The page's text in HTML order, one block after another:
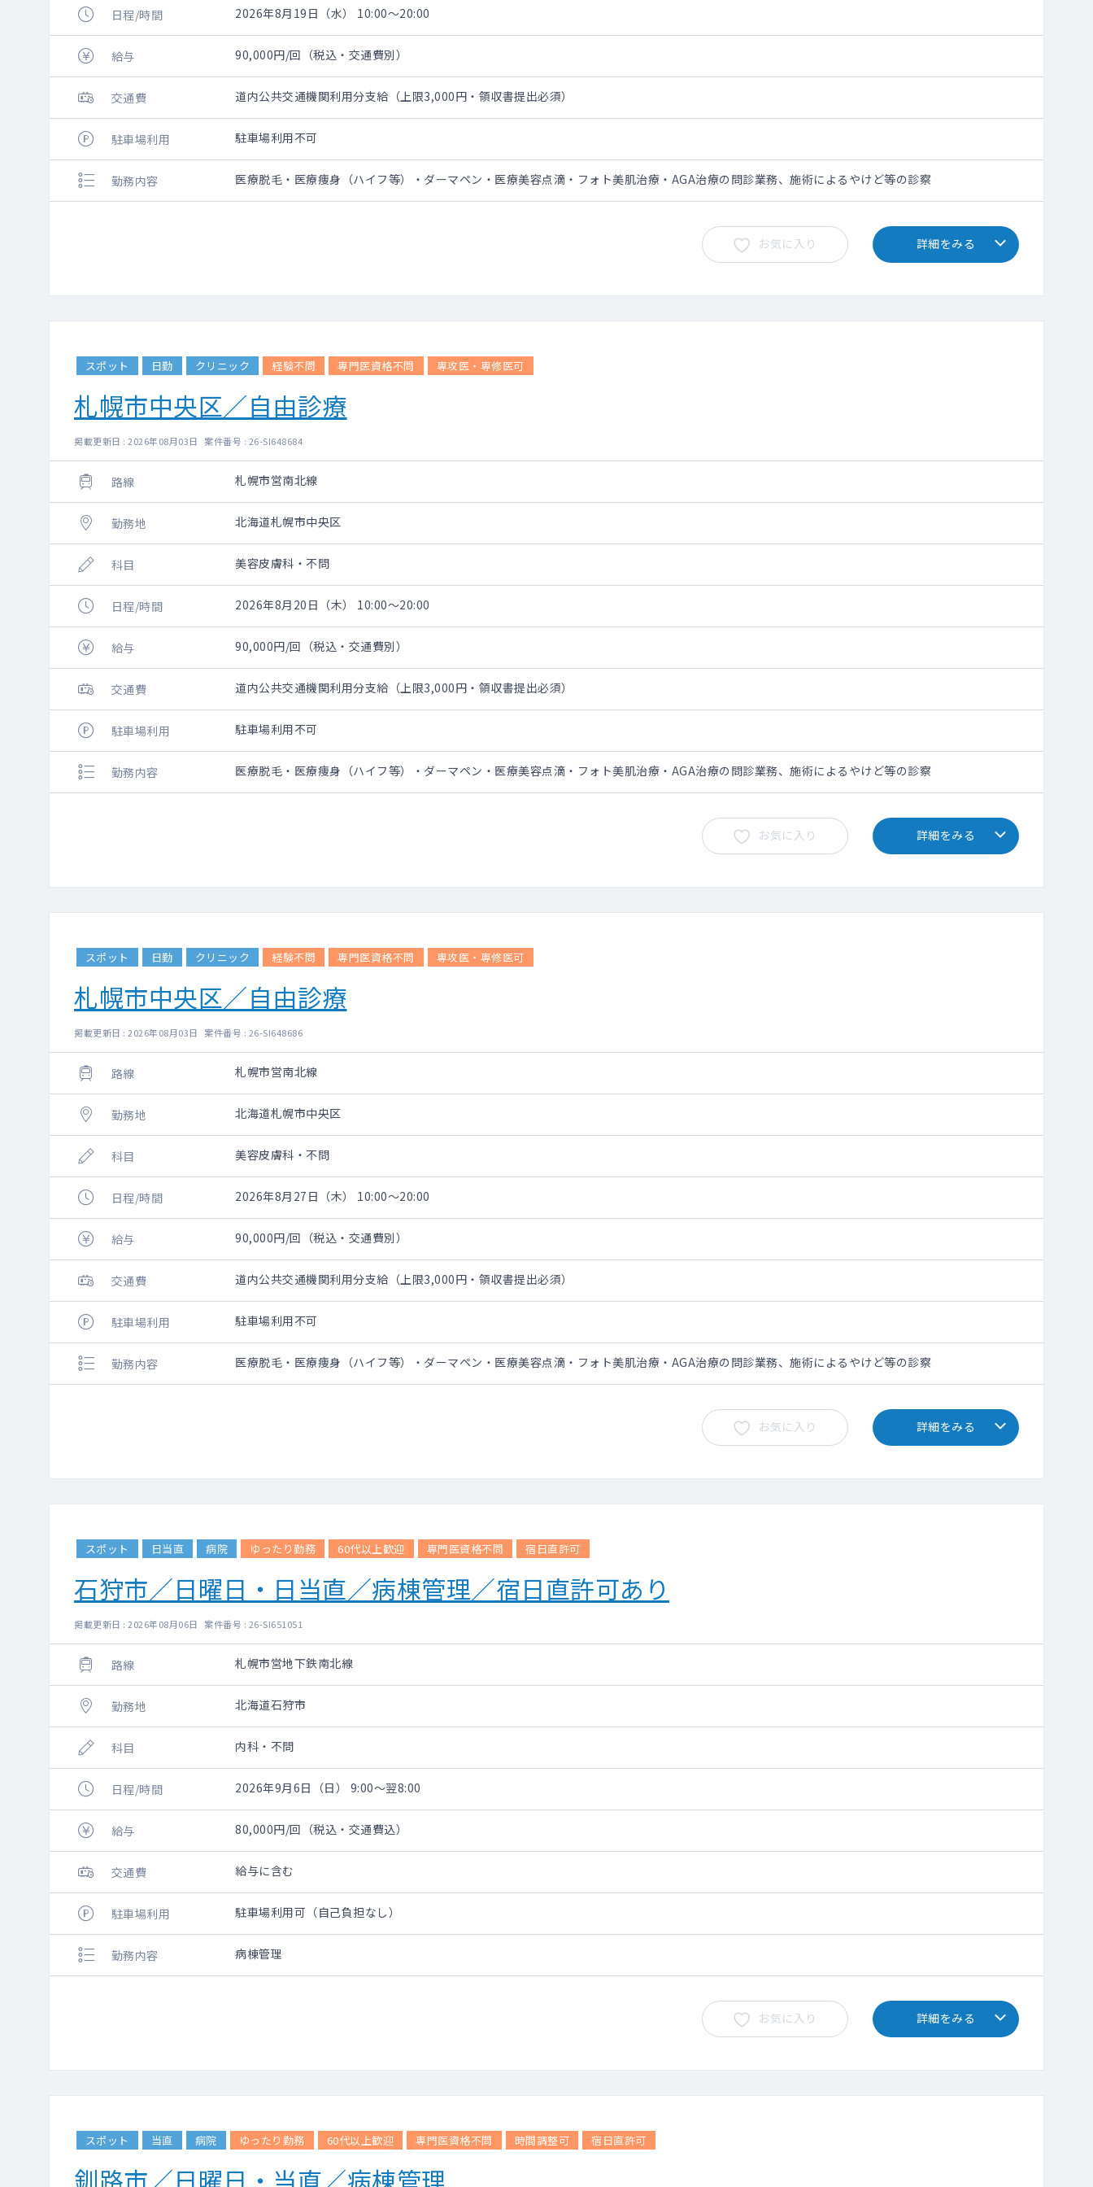
日程/時間 2026年8月19日（水） 10:00～20:00
給与 90,000円/回（税込・交通費別）
交通費 道内公共交通機関利用分支給（上限3,000円・領収書提出必須）
駐車場利用 駐車場利用不可
勤務内容 医療脱毛・医療痩身（ハイフ等）・ダーマペン・医療美容点滴・フォト美肌治療・AGA治療の問診業務、施術によるやけど等の診察
お気に入り 詳細をみる
スポット 日勤 クリニック 経験不問 専門医資格不問 専攻医・専修医可
札幌市中央区／自由診療
掲載更新日 : 2026年08月03日 案件番号 : 26-SI648684
路線 札幌市営南北線
勤務地 北海道札幌市中央区
科目 美容皮膚科・不問
日程/時間 2026年8月20日（木） 10:00～20:00
給与 90,000円/回（税込・交通費別）
交通費 道内公共交通機関利用分支給（上限3,000円・領収書提出必須）
駐車場利用 駐車場利用不可
勤務内容 医療脱毛・医療痩身（ハイフ等）・ダーマペン・医療美容点滴・フォト美肌治療・AGA治療の問診業務、施術によるやけど等の診察
お気に入り 詳細をみる
スポット 日勤 クリニック 経験不問 専門医資格不問 専攻医・専修医可
札幌市中央区／自由診療
掲載更新日 : 2026年08月03日 案件番号 : 26-SI648686
路線 札幌市営南北線
勤務地 北海道札幌市中央区
科目 美容皮膚科・不問
日程/時間 2026年8月27日（木） 10:00～20:00
給与 90,000円/回（税込・交通費別）
交通費 道内公共交通機関利用分支給（上限3,000円・領収書提出必須）
駐車場利用 駐車場利用不可
勤務内容 医療脱毛・医療痩身（ハイフ等）・ダーマペン・医療美容点滴・フォト美肌治療・AGA治療の問診業務、施術によるやけど等の診察
お気に入り 詳細をみる
スポット 日当直 病院 ゆったり勤務 60代以上歓迎 専門医資格不問 宿日直許可
石狩市／日曜日・日当直／病棟管理／宿日直許可あり
掲載更新日 : 2026年08月06日 案件番号 : 26-SI651051
路線 札幌市営地下鉄南北線
勤務地 北海道石狩市
科目 内科・不問
日程/時間 2026年9月6日（日） 9:00～翌8:00
給与 80,000円/回（税込・交通費込）
交通費 給与に含む
駐車場利用 駐車場利用可（自己負担なし）
勤務内容 病棟管理
お気に入り 詳細をみる
スポット 当直 病院 ゆったり勤務 60代以上歓迎 専門医資格不問 時間調整可 宿日直許可
釧路市／日曜日・当直／病棟管理